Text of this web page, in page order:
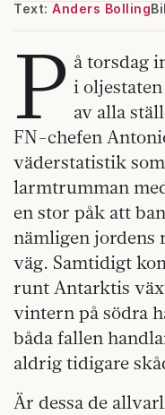
Text: Anders Bolling
P å torsdag
i
av alla
FN-chefen
väderstatistik
larmtrumman
en stor påk att
nämligen jordens
väg. Samtidigt
runt Antarktis
vintern på södra
båda fallen
aldrig tidigare
Är dessa de